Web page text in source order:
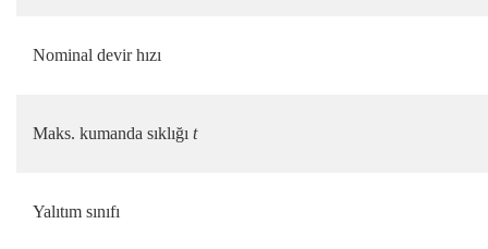
Nominal devir hızı
Maks. kumanda sıklığı t
Yalıtım sınıfı